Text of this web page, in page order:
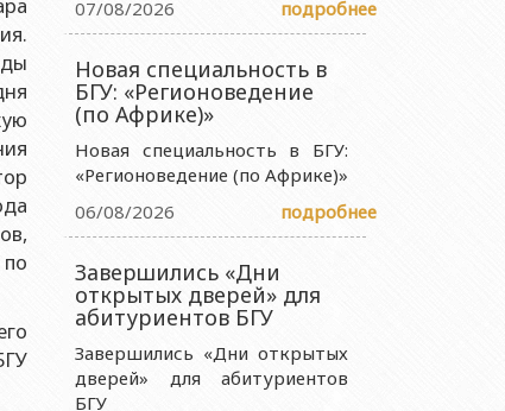
и образования Азербайджанской Республики
и образования Азербайджанской Республики
образования Азербайджанской Республики
науки и образования Азербайджанской
07/08/2026
подробнее
Новая специальность в
БГУ: «Регионоведение
(по Африке)»
Новая специальность в БГУ:
«Регионоведение (по Африке)»
06/08/2026
подробнее
Завершились «Дни
открытых дверей» для
абитуриентов БГУ
Завершились «Дни открытых
дверей» для абитуриентов
БГУ